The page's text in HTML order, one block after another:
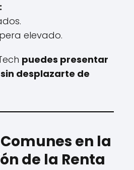
elevado.
puedes presentar
desplazarte de
en la
de la Renta